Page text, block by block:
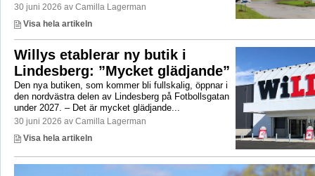
30 juni 2026 av Camilla Lagerman
Visa hela artikeln
Willys etablerar ny butik i
Lindesberg: ”Mycket glädjande”
Den nya butiken, som kommer bli fullskalig, öppnar i
den nordvästra delen av Lindesberg på Fotbollsgatan
under 2027. – Det är mycket glädjande...
30 juni 2026 av Camilla Lagerman
Visa hela artikeln